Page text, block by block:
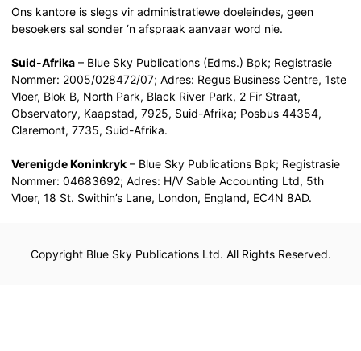
Ons kantore is slegs vir administratiewe doeleindes, geen
besoekers sal sonder ‘n afspraak aanvaar word nie.
Suid-Afrika – Blue Sky Publications (Edms.) Bpk; Registrasie
Nommer: 2005/028472/07; Adres: Regus Business Centre, 1ste
Vloer, Blok B, North Park, Black River Park, 2 Fir Straat,
Observatory, Kaapstad, 7925, Suid-Afrika; Posbus 44354,
Claremont, 7735, Suid-Afrika.
Verenigde Koninkryk – Blue Sky Publications Bpk; Registrasie
Nommer: 04683692; Adres: H/V Sable Accounting Ltd, 5th
Vloer, 18 St. Swithin’s Lane, London, England, EC4N 8AD.
Copyright Blue Sky Publications Ltd. All Rights Reserved.